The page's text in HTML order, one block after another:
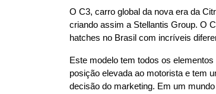
O C3, carro global da nova era da
criando assim a Stellantis Group. O
hatches no Brasil com incríveis
Este modelo tem todos os
posição elevada ao motorista e tem
decisão do marketing. Em um